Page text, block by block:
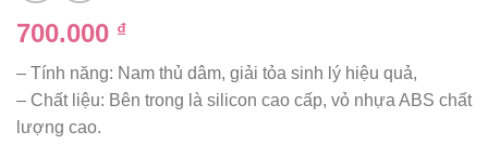
700.000 ₫
– Tính năng: Nam thủ dâm, giải tỏa sinh lý hiệu quả,
– Chất liệu: Bên trong là silicon cao cấp, vỏ nhựa ABS chất
lượng cao.